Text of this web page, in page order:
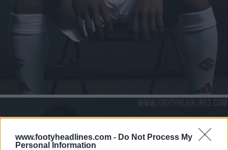
www.footyheadlines.com - Do Not Process My
Personal Information